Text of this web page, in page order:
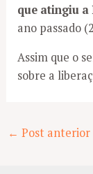
que atingiu a
ano passado
Assim que o
sobre a
Post
← Post anterior